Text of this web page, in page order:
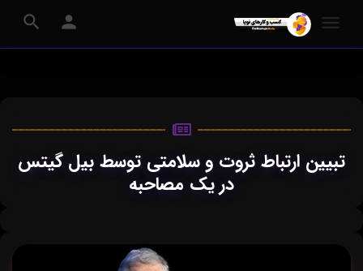
تبیین ارتباط ثروت و سلامتی توسط بیل گیتس
در یک مصاحبه